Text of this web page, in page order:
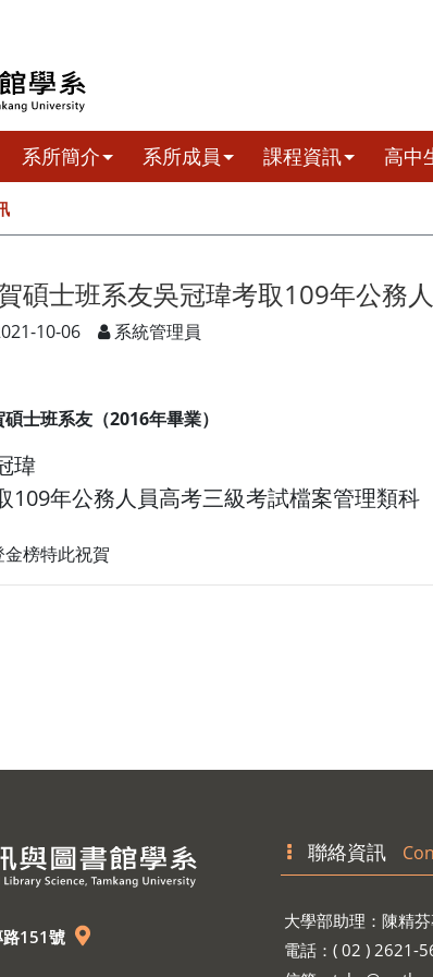
系所簡介 系所成員 課程資訊 高中
碩士班系友吳冠瑋考取109年公務
10-06 系統管理員
士班系友（2016年畢業）
瑋
109年公務人員高考三級考試檔案管理類科
金榜特此祝賀
151號
聯絡資訊
大學部助理：陳精
電話：( 02 ) 2621-